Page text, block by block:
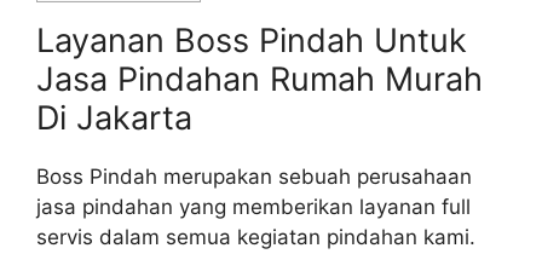
Layanan Boss Pindah Untuk
Jasa Pindahan Rumah Murah
Di Jakarta
Boss Pindah merupakan sebuah perusahaan
jasa pindahan yang memberikan layanan full
servis dalam semua kegiatan pindahan kami.